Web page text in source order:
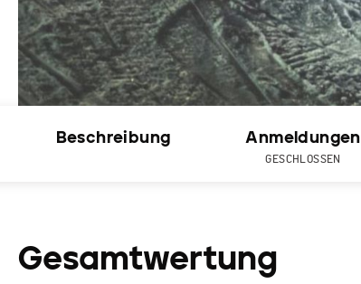
Beschreibung Anmeldungen
GESCHLOSSEN
Gesamtwertung